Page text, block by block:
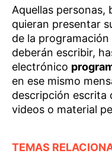
Aquellas personas,
quieran presentar
de la
deberán escribir,
electrónico
en ese mismo
descripción escrita
videos o material
TEMAS